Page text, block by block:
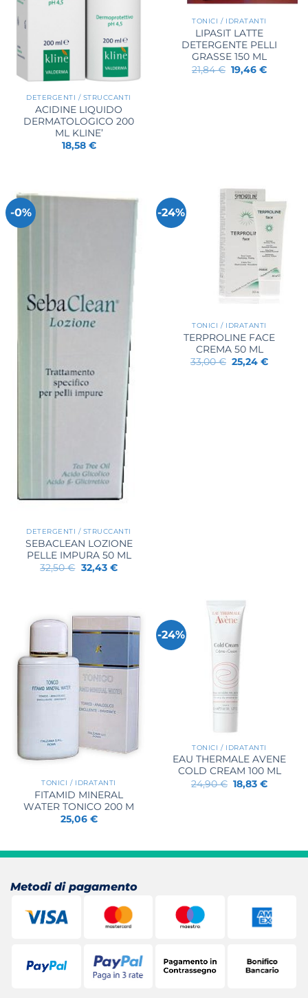
DETERGENTI / STRUCCANTI
ACIDINE LIQUIDO
DERMATOLOGICO 200
ML KLINE’
18,58 €
TONICI / IDRATANTI
LIPASIT LATTE
DETERGENTE PELLI
GRASSE 150 ML
21,84€ Il
prezzo
19,46€Il
-0%
DETERGENTI / STRUCCANTI
SEBACLEAN LOZIONE
PELLE IMPURA 50 ML
32,50€ Il
prezzo
32,43 €Il
-24%
TONICI / IDRATANTI
TERPROLINE FACE
CREMA 50 ML
33,00€ Il
prezzo
25,24€Il
TONICI / IDRATANTI
FITAMID MINERAL
WATER TONICO 200 M
25,06 €
-24%
TONICI / IDRATANTI
EAU THERMALE AVENE
COLD CREAM 100 ML
24,90€ Il
prezzo
18,83€Il
Metodi di pagamento